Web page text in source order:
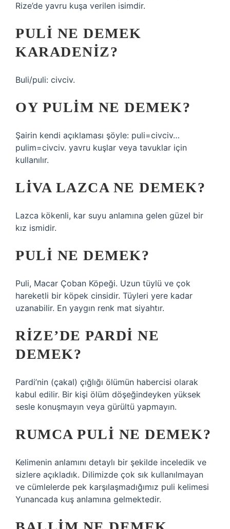
Rize’de yavru kuşa verilen isimdir.
PULI NE DEMEK
KARADENIZ?
Buli/puli: civciv.
OY PULIM NE DEMEK?
Şairin kendi açıklaması şöyle: puli=civciv…
pulim=civciv. yavru kuşlar veya tavuklar için
kullanılır.
LIVA LAZCA NE DEMEK?
Lazca kökenli, kar suyu anlamına gelen güzel bir
kız ismidir.
PULI NE DEMEK?
Puli, Macar Çoban Köpeği. Uzun tüylü ve çok
hareketli bir köpek cinsidir. Tüyleri yere kadar
uzanabilir. En yaygın renk mat siyahtır.
RIZE’DE PARDI NE
DEMEK?
Pardi’nin (çakal) çığlığı ölümün habercisi olarak
kabul edilir. Bir kişi ölüm döşeğindeyken yüksek
sesle konuşmayın veya gürültü yapmayın.
RUMCA PULI NE DEMEK?
Kelimenin anlamını detaylı bir şekilde inceledik ve
sizlere açıkladık. Dilimizde çok sık kullanılmayan
ve cümlelerde pek karşılaşmadığımız puli kelimesi
Yunancada kuş anlamına gelmektedir.